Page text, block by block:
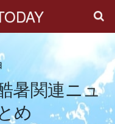
暑関連ニュ
め